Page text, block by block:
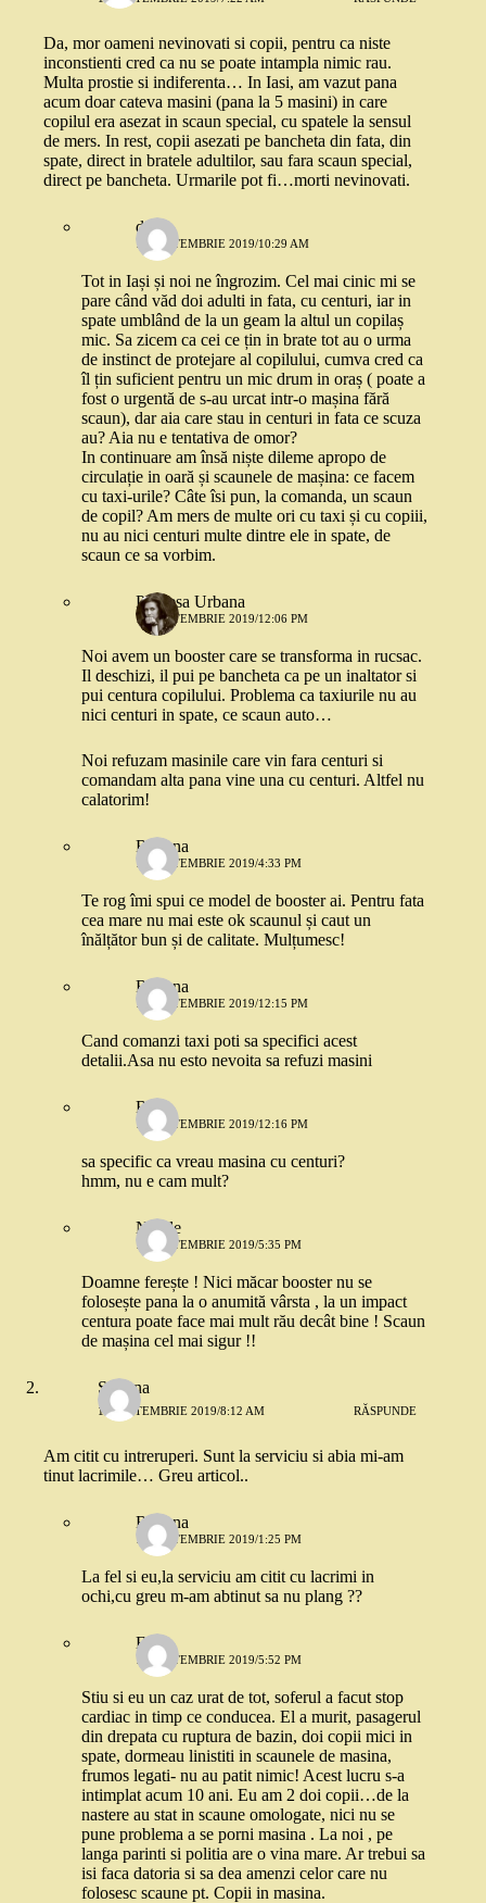
Da, mor oameni nevinovati si copii, pentru ca niste
inconstienti cred ca nu se poate intampla nimic rau.
Multa prostie si indiferenta… In Iasi, am vazut pana
acum doar cateva masini (pana la 5 masini) in care
copilul era asezat in scaun special, cu spatele la sensul
de mers. In rest, copii asezati pe bancheta din fata, din
spate, direct in bratele adultilor, sau fara scaun special,
direct pe bancheta. Urmarile pot fi…morti nevinovati.
deea
11 SEPTEMBRIE 2019/10:29 AM
Tot in Iași și noi ne îngrozim. Cel mai cinic mi se
pare când văd doi adulti in fata, cu centuri, iar in
spate umblând de la un geam la altul un copilaș
mic. Sa zicem ca cei ce țin in brate tot au o urma
de instinct de protejare al copilului, cumva cred ca
îl țin suficient pentru un mic drum in oraș ( poate a
fost o urgentă de s-au urcat intr-o mașina fără
scaun), dar aia care stau in centuri in fata ce scuza
au? Aia nu e tentativa de omor?
In continuare am însă niște dileme apropo de
circulație in oară și scaunele de mașina: ce facem
cu taxi-urile? Câte îsi pun, la comanda, un scaun
de copil? Am mers de multe ori cu taxi și cu copiii,
nu au nici centuri multe dintre ele in spate, de
scaun ce sa vorbim.
Printesa Urbana
11 SEPTEMBRIE 2019/12:06 PM
Noi avem un booster care se transforma in rucsac.
Il deschizi, il pui pe bancheta ca pe un inaltator si
pui centura copilului. Problema ca taxiurile nu au
nici centuri in spate, ce scaun auto…
Noi refuzam masinile care vin fara centuri si
comandam alta pana vine una cu centuri. Altfel nu
calatorim!
Roxana
11 SEPTEMBRIE 2019/4:33 PM
Te rog îmi spui ce model de booster ai. Pentru fata
cea mare nu mai este ok scaunul și caut un
înălțător bun și de calitate. Mulțumesc!
Roxana
18 SEPTEMBRIE 2019/12:15 PM
Cand comanzi taxi poti sa specifici acest
detalii.Asa nu esto nevoita sa refuzi masini
Robo
18 SEPTEMBRIE 2019/12:16 PM
sa specific ca vreau masina cu centuri?
hmm, nu e cam mult?
Nicole
11 SEPTEMBRIE 2019/5:35 PM
Doamne ferește ! Nici măcar booster nu se
folosește pana la o anumită vârsta , la un impact
centura poate face mai mult rău decât bine ! Scaun
de mașina cel mai sigur !!
Simona
11 SEPTEMBRIE 2019/8:12 AM RĂSPUNDE
Am citit cu intreruperi. Sunt la serviciu si abia mi-am
tinut lacrimile… Greu articol..
Roxana
11 SEPTEMBRIE 2019/1:25 PM
La fel si eu,la serviciu am citit cu lacrimi in
ochi,cu greu m-am abtinut sa nu plang ??
Erika
11 SEPTEMBRIE 2019/5:52 PM
Stiu si eu un caz urat de tot, soferul a facut stop
cardiac in timp ce conducea. El a murit, pasagerul
din drepata cu ruptura de bazin, doi copii mici in
spate, dormeau linistiti in scaunele de masina,
frumos legati- nu au patit nimic! Acest lucru s-a
intimplat acum 10 ani. Eu am 2 doi copii…de la
nastere au stat in scaune omologate, nici nu se
pune problema a se porni masina . La noi , pe
langa parinti si politia are o vina mare. Ar trebui sa
isi faca datoria si sa dea amenzi celor care nu
folosesc scaune pt. Copii in masina.